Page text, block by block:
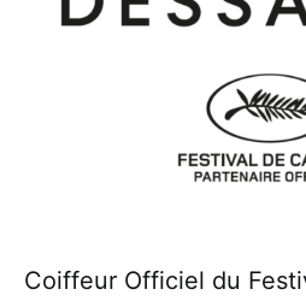
Coiffeur Officiel du